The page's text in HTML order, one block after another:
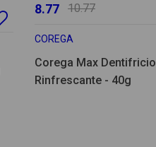
8.77 10.77
COREGA
Corega Max Dentifricio
Rinfrescante - 40g